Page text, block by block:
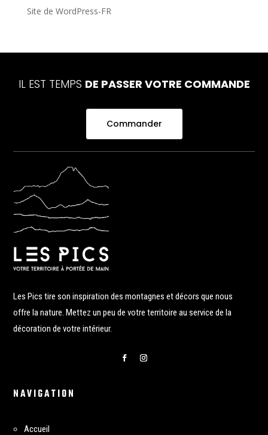
Site de WordPress-FR
IL EST TEMPS DE PASSER VOTRE COMMANDE
Commander
Les Pics tire son inspiration des montagnes et décors que nous
offre la nature. Mettez un peu de votre territoire au service de la
décoration de votre intérieur.
NAVIGATION
Accueil